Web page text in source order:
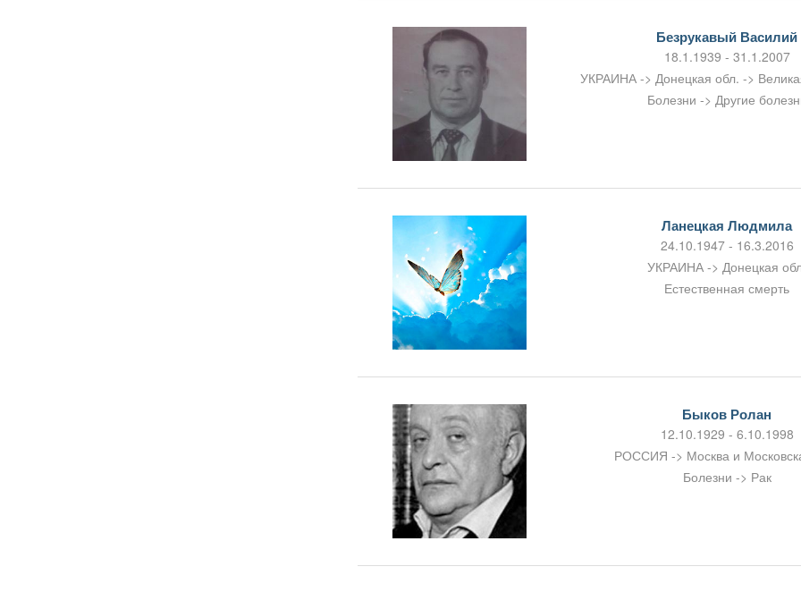
Безрукавый Василий
18.1.1939 - 31.1.2007
УКРАИНА -> Донецкая обл. ->
Болезни -> Другие
Ланецкая Людмила
24.10.1947 - 16.3.2016
УКРАИНА -> Донецкая
Естественная смерть
Быков Ролан
12.10.1929 - 6.10.1998
РОССИЯ -> Москва и
Болезни -> Рак